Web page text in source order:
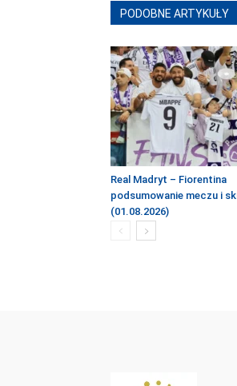
PODOBNE ARTYKUŁY
Real Madryt – Fiorentina
podsumowanie meczu i
(01.08.2026)